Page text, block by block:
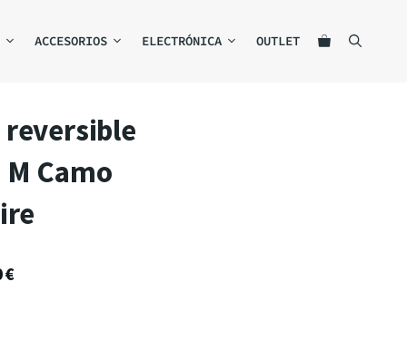
ACCESORIOS ELECTRÓNICA OUTLET
reversible
Camo
€